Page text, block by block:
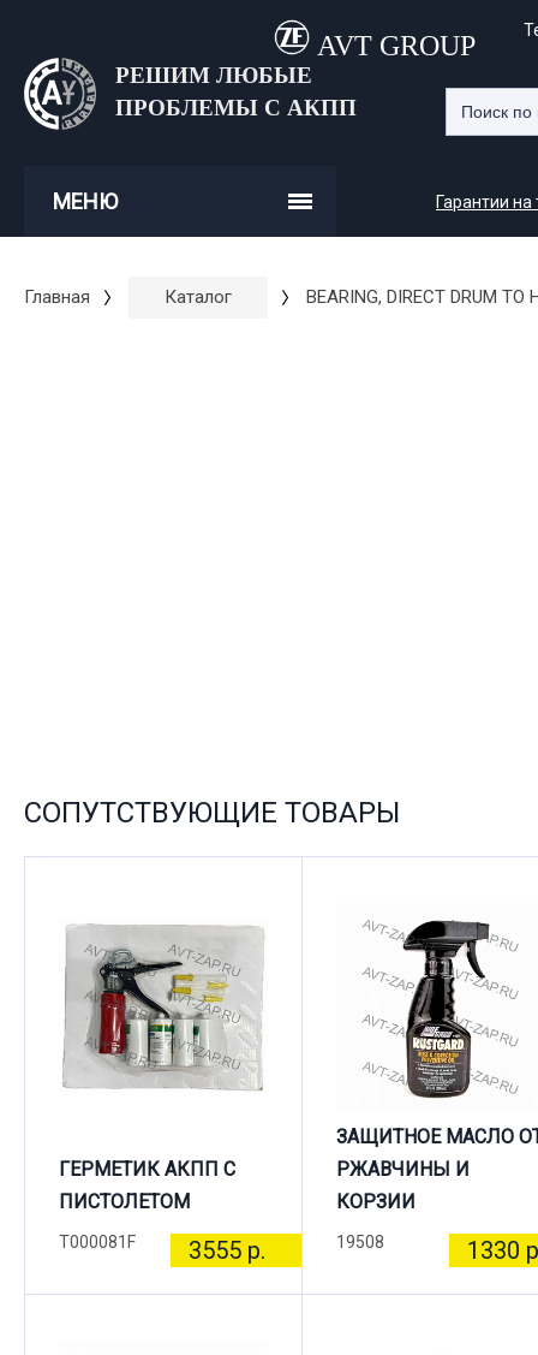
AVT GROUP
РЕШИМ ЛЮБЫЕ
ПРОБЛЕМЫ С АКПП
МЕНЮ Гарантии на
Главная Каталог BEARING, DIRECT DRUM TO
СОПУТСТВУЮЩИЕ ТОВАРЫ
ГЕРМЕТИК АКПП С
ПИСТОЛЕТОМ
T000081F 3555 р.
ЗАЩИТНОЕ МАСЛО
РЖАВЧИНЫ И
КОРЗИИ
19508 1330